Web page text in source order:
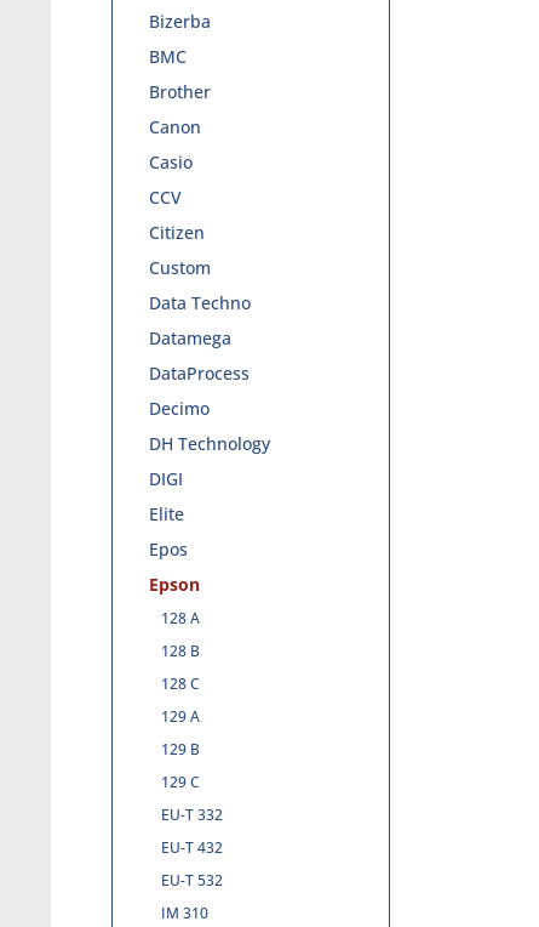
Bizerba
BMC
Brother
Canon
Casio
CCV
Citizen
Custom
Data Techno
Datamega
DataProcess
Decimo
DH Technology
DIGI
Elite
Epos
Epson
128 A
128 B
128 C
129 A
129 B
129 C
EU-T 332
EU-T 432
EU-T 532
IM 310